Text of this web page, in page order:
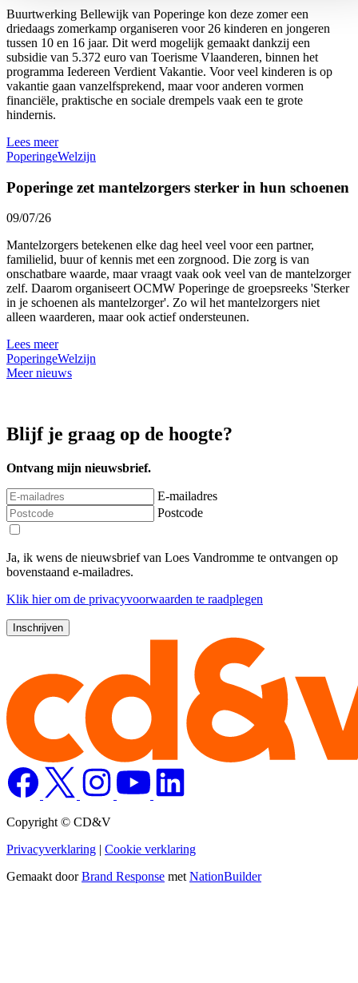
Buurtwerking Bellewijk van Poperinge kon deze zomer een
driedaags zomerkamp organiseren voor 26 kinderen en jongeren
tussen 10 en 16 jaar. Dit werd mogelijk gemaakt dankzij een
subsidie van 5.372 euro van Toerisme Vlaanderen, binnen het
programma Iedereen Verdient Vakantie. Voor veel kinderen is op
vakantie gaan vanzelfsprekend, maar voor anderen vormen
financiële, praktische en sociale drempels vaak een te grote
hindernis.
Lees meer
PoperingeWelzijn
Poperinge zet mantelzorgers sterker in hun schoenen
09/07/26
Mantelzorgers betekenen elke dag heel veel voor een partner,
familielid, buur of kennis met een zorgnood. Die zorg is van
onschatbare waarde, maar vraagt vaak ook veel van de mantelzorger
zelf. Daarom organiseert OCMW Poperinge de groepsreeks 'Sterker
in je schoenen als mantelzorger'. Zo wil het mantelzorgers niet
alleen waarderen, maar ook actief ondersteunen.
Lees meer
PoperingeWelzijn
Meer nieuws
Blijf je graag op de hoogte?
Ontvang mijn nieuwsbrief.
E-mailadres
Postcode
Ja, ik wens de nieuwsbrief van Loes Vandromme te ontvangen op
bovenstaand e-mailadres.
Klik hierom de privacyvoorwaarden te raadplegen
Copyright © CD&V
Privacyverklaring | Cookie verklaring
Gemaakt doorBrand Response met NationBuilder